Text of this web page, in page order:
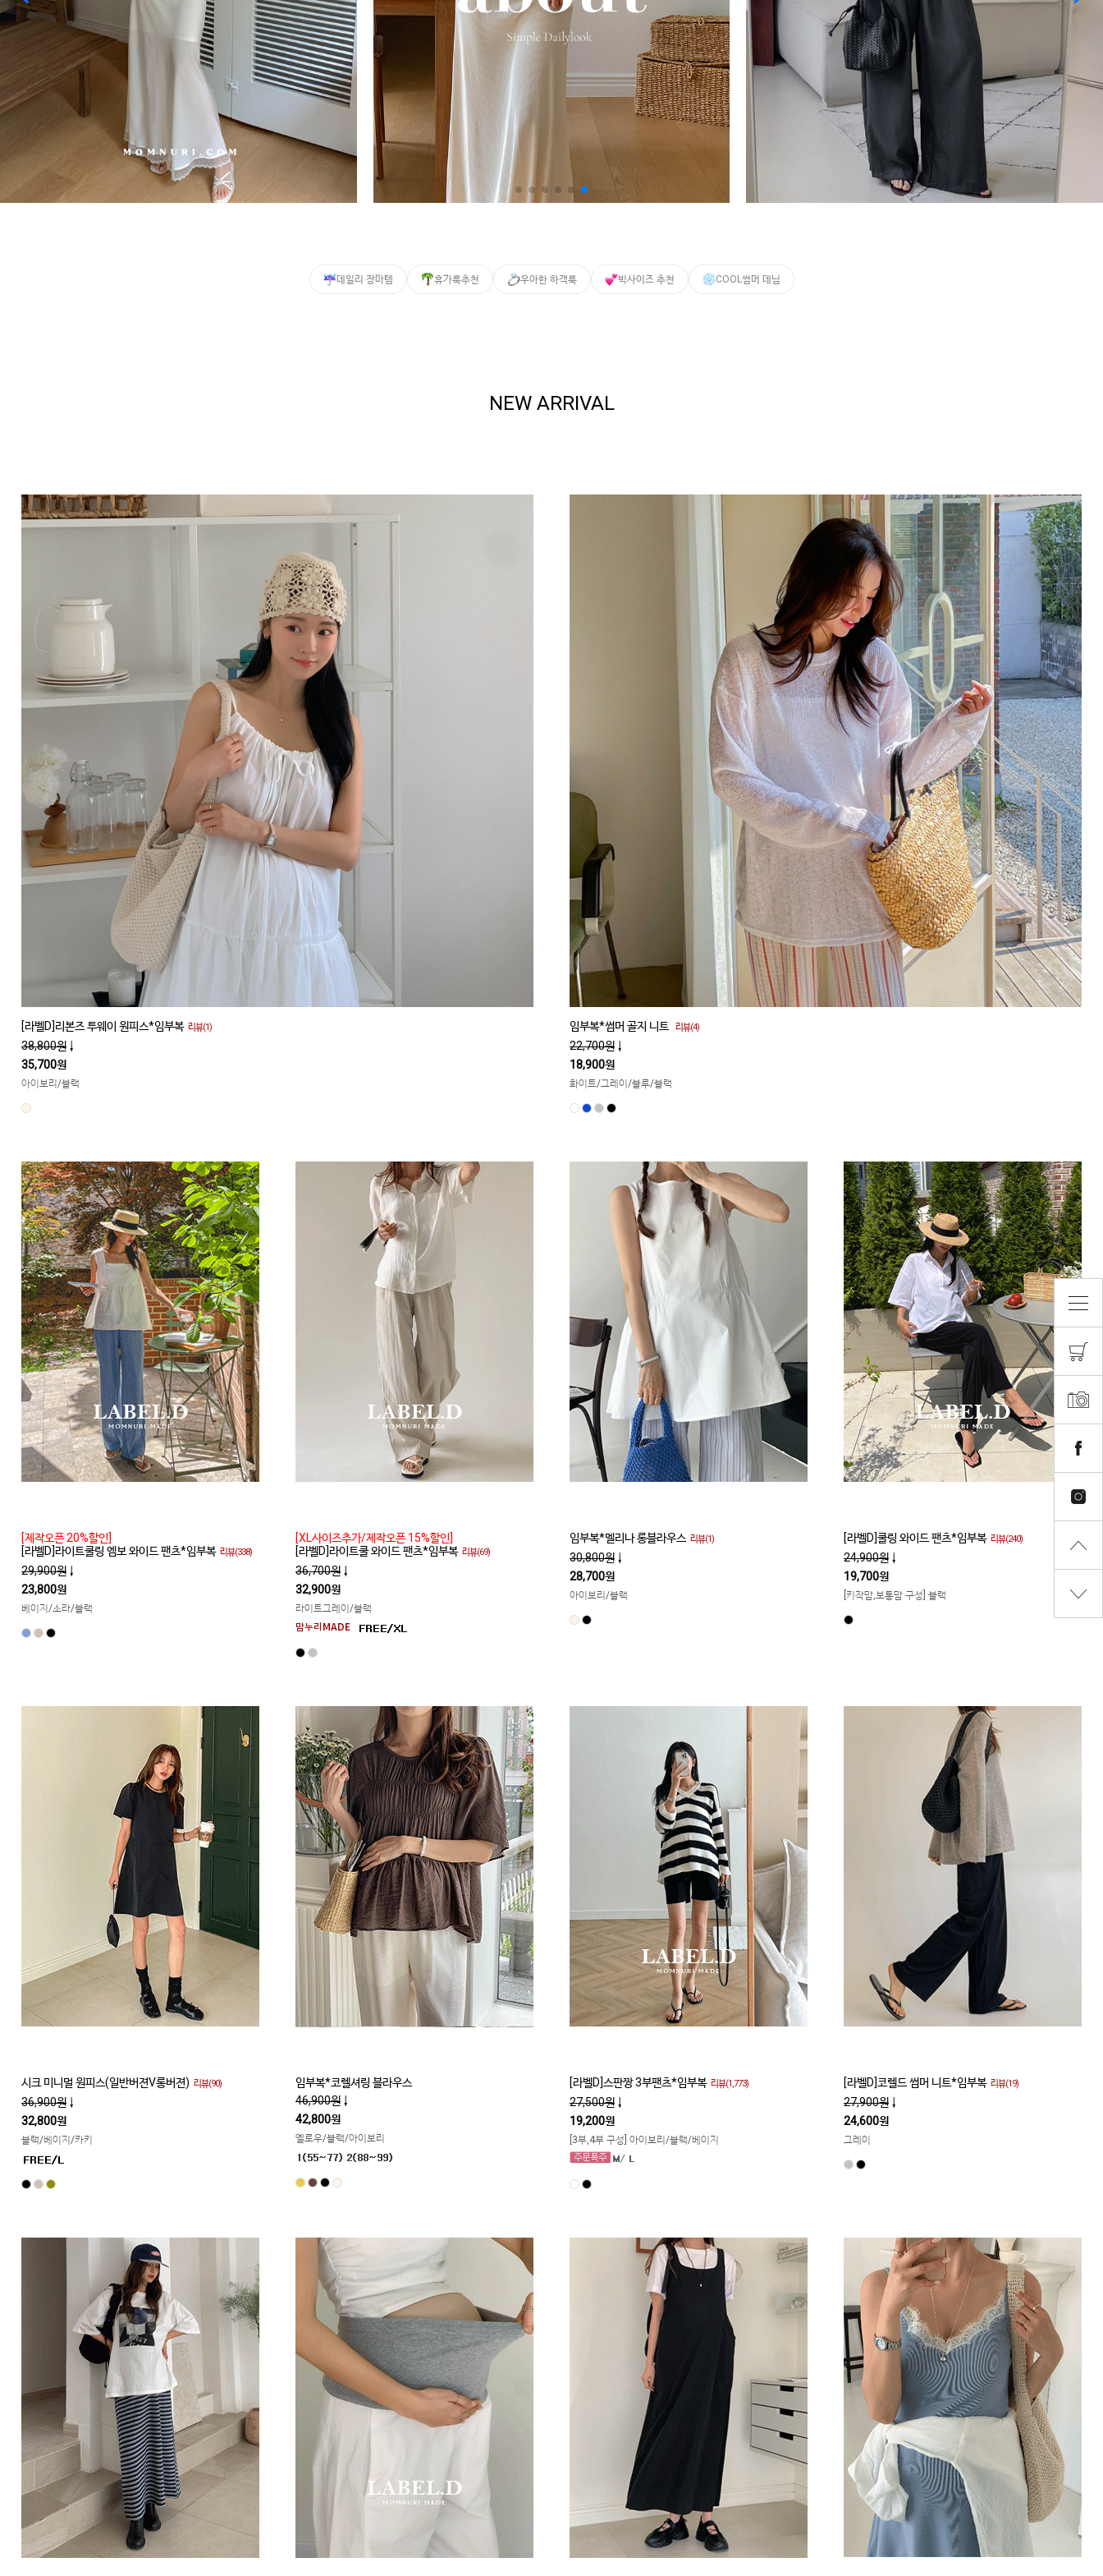
커뮤니티
맘누리뉴스
다이어리
리얼체험단모집
만삭사진컨테스트
로그인
개인결제
데일리 장마템 휴가룩추천 우아한 하객룩 빅사이즈 추천 COOL썸머 데님
NEW ARRIVAL
[라벨D]리본즈 투웨이 원피스*임부복 리뷰(1)
38,800원 ↓
35,700원
아이보리/블랙
임부복*썸머 골지 니트 리뷰(4)
22,700원 ↓
18,900원
화이트/그레이/블루/블랙
[제작오픈 20%할인]
[라벨D]라이트쿨링 엠보 와이드 팬츠*임부복 리뷰(338)
29,900원 ↓
23,800원
베이지/소라/블랙
[XL사이즈추가/제작오픈 15%할인]
[라벨D]라이트쿨 와이드 팬츠*임부복 리뷰(69)
36,700원 ↓
32,900원
라이트그레이/블랙
임부복*멜리나 롱블라우스 리뷰(1)
30,800원 ↓
28,700원
아이보리/블랙
[라벨D]쿨링 와이드 팬츠*임부복 리뷰(240)
24,900원 ↓
19,700원
[키작맘,보통맘 구성] 블랙
시크 미니멀 원피스(일반버젼V롱버젼) 리뷰(90)
36,900원 ↓
32,800원
블랙/베이지/카키
임부복*코렐셔링 블라우스
46,900원 ↓
42,800원
옐로우/블랙/아이보리
[라벨D]스판짱 3부팬츠*임부복 리뷰(1,773)
27,500원 ↓
19,200원
[3부,4부 구성] 아이보리/블랙/베이지
[라벨D]코렐드 썸머 니트*임부복 리뷰(19)
27,900원 ↓
24,600원
그레이